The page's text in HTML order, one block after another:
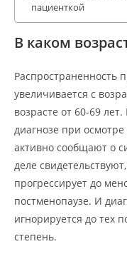
пациенткой
В каком
Распространенность
увеличивается с
возрасте от 60-69
диагнозе при осмотре
активно сообщают о
деле
прогрессирует до
постменопаузе. И
игнорируется до тех
степень.